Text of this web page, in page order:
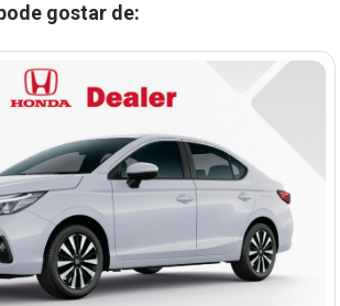
gostar de: